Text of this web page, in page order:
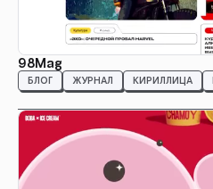
98Mag
БЛОГ ЖУРНАЛ КИРИЛЛИЦА